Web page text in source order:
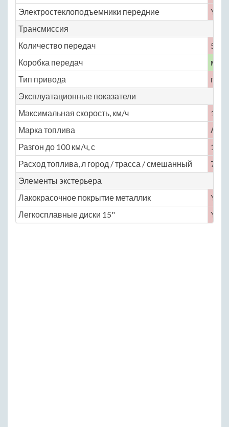
Электростеклоподъемники передние
Yes
Трансмиссия
Количество передач
5
Коробка передач
Тип привода
Эксплуатационные показатели
Максимальная скорость, км/ч
160
Марка топлива
АИ-
Разгон до 100 км/ч, с
13
Расход топлива, л город / трасса / смешанный
7.7 /
Элементы экстерьера
Лакокрасочное покрытие металлик
Yes
Легкосплавные диски 15"
Yes